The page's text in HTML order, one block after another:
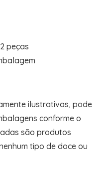
peças
ilustrativas, pode
conforme o
são produtos
tipo de doce ou